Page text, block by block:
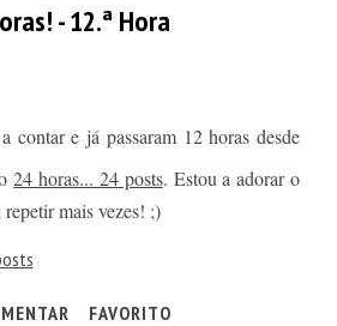
- 12.ª Hora
contar e já passaram 12 horas desde
24 horas... 24 posts. Estou a adorar o
mais vezes! ;)
FAVORITO